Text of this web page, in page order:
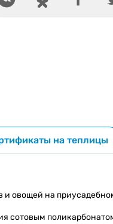
на теплицы
и овощей на
сотовым